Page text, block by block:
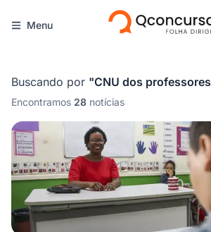
Menu
Buscando por "CNU dos professores
Encontramos 28 notícias